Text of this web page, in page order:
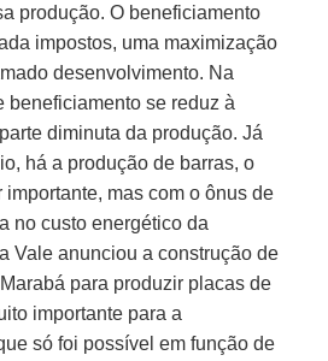
produção. O beneficiamento
impostos, uma maximização
desenvolvimento. Na
beneficiamento se reduz à
diminuta da produção. Já
há a produção de barras, o
mas com o ônus de
no custo energético da
Vale anunciou a construção de
para produzir placas de
importante para a
só foi possível em função de